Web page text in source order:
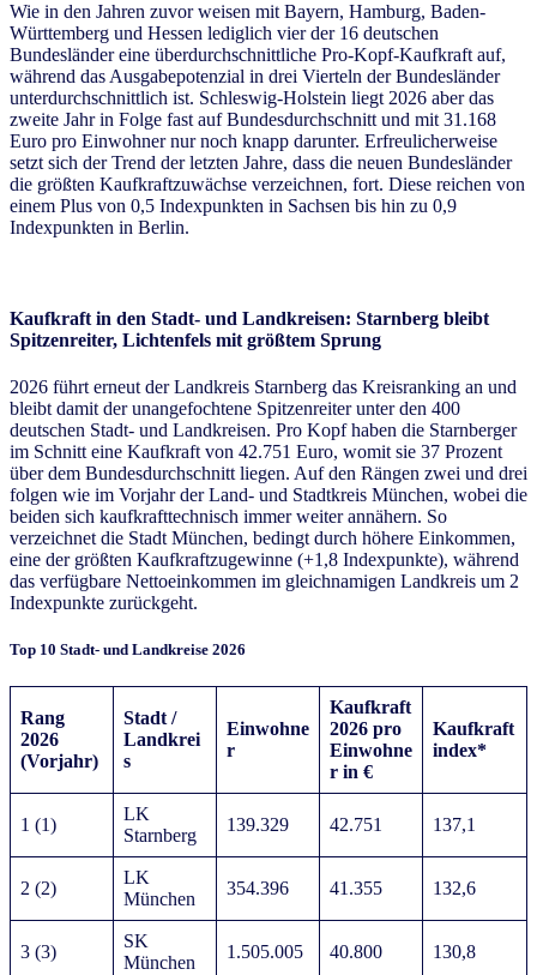
Wie in den Jahren zuvor weisen mit Bayern, Hamburg, Baden-
Württemberg und Hessen lediglich vier der 16 deutschen
Bundesländer eine überdurchschnittliche Pro-Kopf-Kaufkraft auf,
während das Ausgabepotenzial in drei Vierteln der Bundesländer
unterdurchschnittlich ist. Schleswig-Holstein liegt 2026 aber das
zweite Jahr in Folge fast auf Bundesdurchschnitt und mit 31.168
Euro pro Einwohner nur noch knapp darunter. Erfreulicherweise
setzt sich der Trend der letzten Jahre, dass die neuen Bundesländer
die größten Kaufkraftzuwächse verzeichnen, fort. Diese reichen von
einem Plus von 0,5 Indexpunkten in Sachsen bis hin zu 0,9
Indexpunkten in Berlin.
Kaufkraft in den Stadt- und Landkreisen: Starnberg bleibt
Spitzenreiter, Lichtenfels mit größtem Sprung
2026 führt erneut der Landkreis Starnberg das Kreisranking an und
bleibt damit der unangefochtene Spitzenreiter unter den 400
deutschen Stadt- und Landkreisen. Pro Kopf haben die Starnberger
im Schnitt eine Kaufkraft von 42.751 Euro, womit sie 37 Prozent
über dem Bundesdurchschnitt liegen. Auf den Rängen zwei und drei
folgen wie im Vorjahr der Land- und Stadtkreis München, wobei die
beiden sich kaufkrafttechnisch immer weiter annähern. So
verzeichnet die Stadt München, bedingt durch höhere Einkommen,
eine der größten Kaufkraftzugewinne (+1,8 Indexpunkte), während
das verfügbare Nettoeinkommen im gleichnamigen Landkreis um 2
Indexpunkte zurückgeht.
Top 10 Stadt- und Landkreise 2026
Rang
2026
(Vorjahr)
Stadt /
Landkrei
s
Einwohne
r
Kaufkraft
2026 pro
Einwohne
r in €
Kaufkraft
index*
1 (1)
LK
Starnberg
139.329 42.751 137,1
2 (2)
LK
München
354.396 41.355 132,6
3 (3)
SK
München
1.505.005 40.800 130,8